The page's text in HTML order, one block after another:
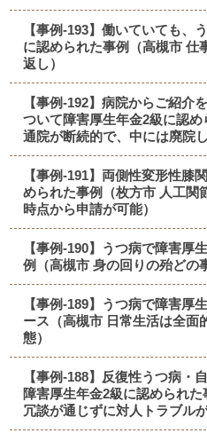
【事例-193】働いていても、
に認められた事例（高槻市 仕
返し）
【事例-192】病院からご紹介
ついて障害厚生年金2級に認
通院が断続的で、中には廃院
【事例-191】両側性変形性膝
められた事例（枚方市 人工関
時点から申請が可能）
【事例-190】うつ病で障害厚
例（高槻市 身の回りの殆どの
【事例-189】うつ病で障害厚
ース（高槻市 日常生活は全面
態）
【事例-188】反復性うつ病・
障害厚生年金2級に認められ
冗談が通じずに対人トラブルが